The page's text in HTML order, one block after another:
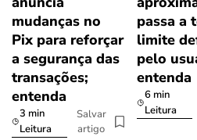
mudanças no
Pix para reforçar
a segurança das
transações;
entenda
3 min
Leitura
Salvar
artigo
passa a
limite
pelo
entenda
6 min
Leitura